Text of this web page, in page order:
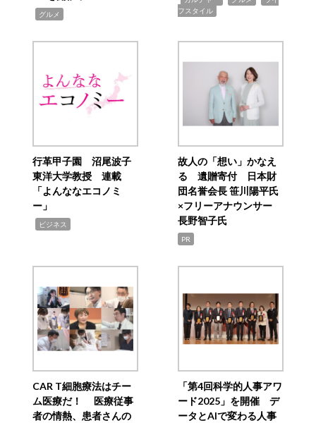
グルメ
フスタイル
行革甲子園 沼尾波子
東洋大学教授 連載
「よんななエコノミ
ー」
ビジネス
故人の「想い」かなえ
る 遺贈寄付 日本財
団名誉会長 笹川陽平氏
×フリーアナウンサー
長野智子氏
PR
CAR T細胞療法はチー
ム医療だ！ 医療従事
者の情熱、患者さんの
「第4回科学的人事アワ
ード2025」を開催 デ
ータとAIで変わる人事